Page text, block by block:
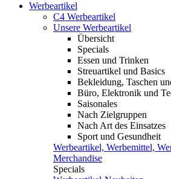
Werbeartikel
C4 Werbeartikel
Unsere Werbeartikel
Übersicht
Specials
Essen und Trinken
Streuartikel und Basics
Bekleidung, Taschen
Büro, Elektronik und
Saisonales
Nach Zielgruppen
Nach Art des Einsatzes
Sport und Gesundheit
Werbeartikel, Werbemittel,
Merchandise
Specials